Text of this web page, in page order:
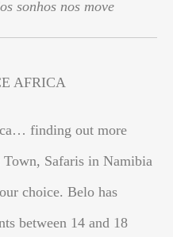
sonhos nos move
AFRICA
finding out more
Town, Safaris in Namibia
choice. Belo has
between 14 and 18